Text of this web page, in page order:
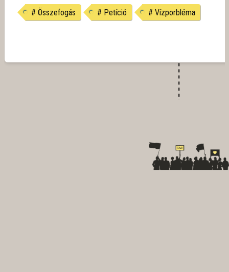
# Összefogás # Petíció # Vízporbléma